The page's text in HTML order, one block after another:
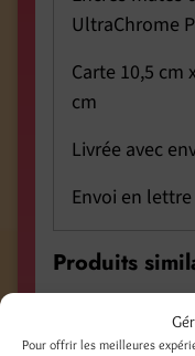
Pour offrir les meilleures
UltraChrome
Carte 10,5 cm
cm
Livrée avec
Envoi en
Produits